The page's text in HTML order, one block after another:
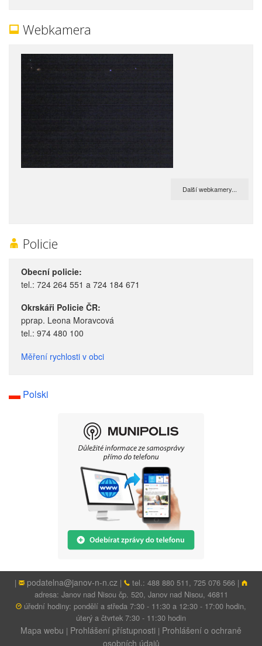
Webkamera
Další webkamery...
Policie
Obecní policie:
tel.: 724 264 551 a 724 184 671
Okrskáři Policie ČR:
pprap. Leona Moravcová
tel.: 974 480 100
Měření rychlosti v obci
Polski
| podatelna@janov-n-n.cz |
tel.: 488 880 511, 725 076 566 |
adresa: Janov nad Nisou čp. 520, Janov nad Nisou, 46811
úřední hodiny: pondělí a středa 7:30 - 11:30 a 12:30 - 17:00 hodin,
úterý a čtvrtek 7:30 - 11:30 hodin
Mapa webu | Prohlášení přístupnosti | Prohlášení o ochraně
osobních údajů